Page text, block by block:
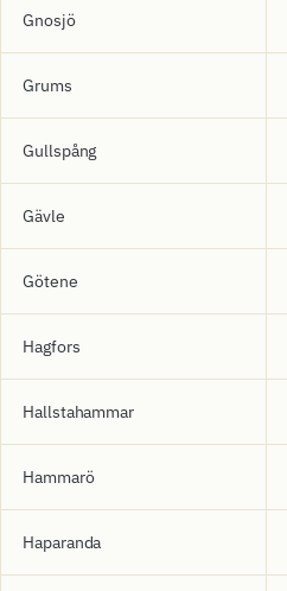
Gnosjö
Grums
Gullspång
Gävle
Götene
Hagfors
Hallstahammar
Hammarö
Haparanda